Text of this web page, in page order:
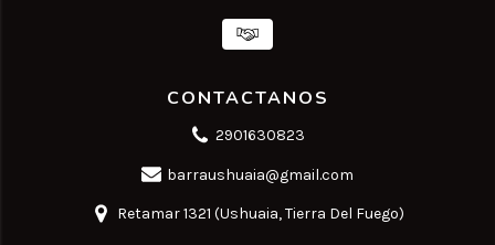
CONTACTANOS
2901630823
barraushuaia@gmail.com
Retamar 1321 (Ushuaia, Tierra Del Fuego)